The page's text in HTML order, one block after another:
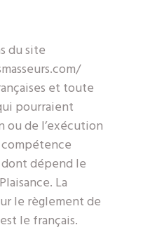
du site
et toute
pourraient
ou de l’exécution
dépend le
La
le règlement de
le français.